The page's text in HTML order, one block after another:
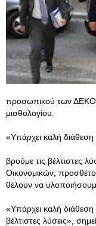
προσωπικού των ΔΕΚΟ,
μισθολογίου.
«Υπάρχει καλή διάθεση
βρούμε τις βέλτιστες
Οικονομικών,
θέλουν να
«Υπάρχει καλή διάθεση
βέλτιστες λύσεις»,